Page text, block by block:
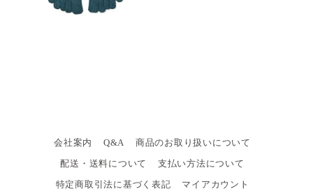
会社案内 Q&A
商品のお取り扱いについて
配送・送料について
支払い方法について
特定商取引法に基づく表記
マイアカウント